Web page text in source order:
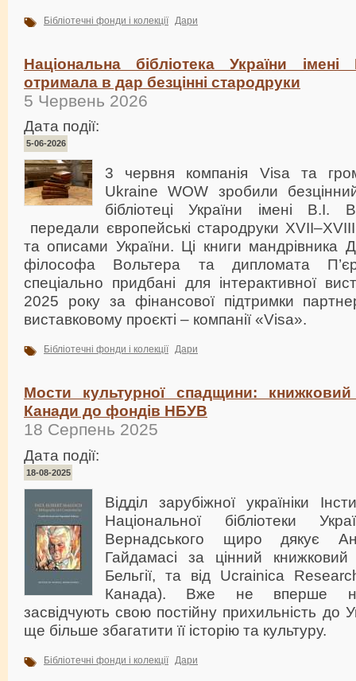
Бібліотечні фонди і колекції Дари
Національна бібліотека України
отримала в дар безцінні стародруки
5 Червень 2026
Дата події:
5-06-2026
3 червня компанія Visa та
Ukraine WOW зробили
бібліотеці України імені В.І.
передали європейські стародруки XVII–XVIII
та описами України. Ці книги
філософа Вольтера та дипломата
спеціально придбані для інтерактивної
2025 року за фінансової підтримки
виставковому проєкті – компанії «Visa».
Бібліотечні фонди і колекції Дари
Мости культурної спадщини:
Канади до фондів НБУВ
18 Серпень 2025
Дата події:
18-08-2025
Відділ зарубіжної україніки
Національної бібліотеки
Вернадського щиро дякує
Гайдамасі за цінний
Бельгії, та від Ucrainica
Канада). Вже не вперше
засвідчують свою постійну прихильність до
ще більше збагатити її історію та культуру.
Бібліотечні фонди і колекції Дари